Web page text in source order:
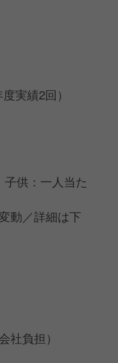
実績2回）
子供：一人当た
動／詳細は下
社負担）